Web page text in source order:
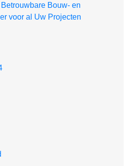
Bouw- en
voor al Uw Projecten